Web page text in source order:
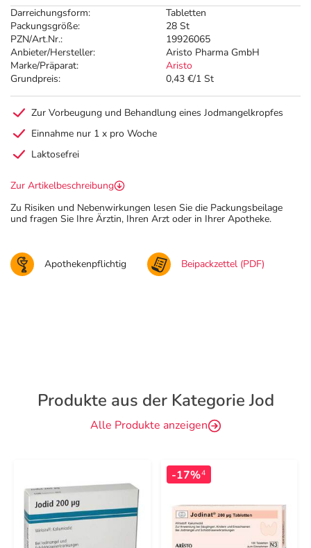
Darreichungsform:
Tabletten
Packungsgröße:
28 St
PZN/Art.Nr.:
19926065
Anbieter/Hersteller:
Aristo Pharma GmbH
Marke/Präparat:
Aristo
Grundpreis:
0,43 €/1 St
Zur Vorbeugung und Behandlung eines Jodmangelkropfes
Einnahme nur 1 x pro Woche
Laktosefrei
Zur Artikelbeschreibung
Zu Risiken und Nebenwirkungen lesen Sie die Packungsbeilage
und fragen Sie Ihre Ärztin, Ihren Arzt oder in Ihrer Apotheke.
Apothekenpflichtig Beipackzettel (PDF)
Produkte aus der Kategorie Jod
Alle Produkte anzeigen
-17%4